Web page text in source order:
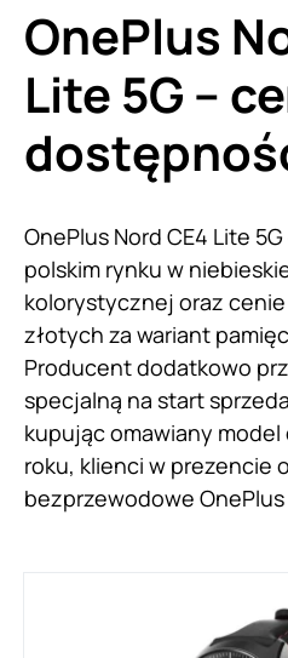
OnePlus
Lite 5G –
OnePlus Nord CE4 Lite
polskim rynku w
kolorystycznej oraz
złotych za wariant
Producent dodatkowo
specjalną na start
kupując omawiany model
roku, klienci w prezencie
bezprzewodowe OnePlus